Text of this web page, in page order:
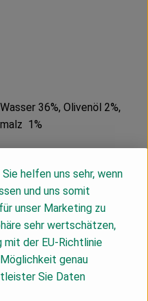
36%, Olivenöl 2%,
1%
Brötchen bestreut mit:
Buchweizen)
helfen uns sehr, wenn
und uns somit
unser Marketing zu
sehr wertschätzen,
mit der EU-Richtlinie
genau
Sie Daten